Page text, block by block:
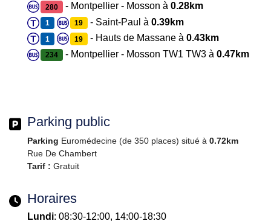
280 - Montpellier - Mosson à 0.28km
1 19 - Saint-Paul à0.39km
1 19 - Hauts de Massane à0.43km
234 - Montpellier - Mosson TW1 TW3 à 0.47km
Parking public
Parking Euromédecine (de 350 places) situé à 0.72km
Rue De Chambert
Tarif : Gratuit
Horaires
Lundi: 08:30-12:00, 14:00-18:30